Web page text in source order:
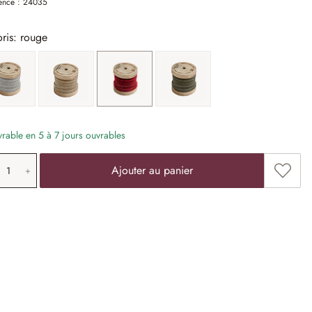
rouge
argenté or rouge vert olive
en 5 à 7 jours ouvrables
de produit: saisissez la valeur
Ajouter au panier